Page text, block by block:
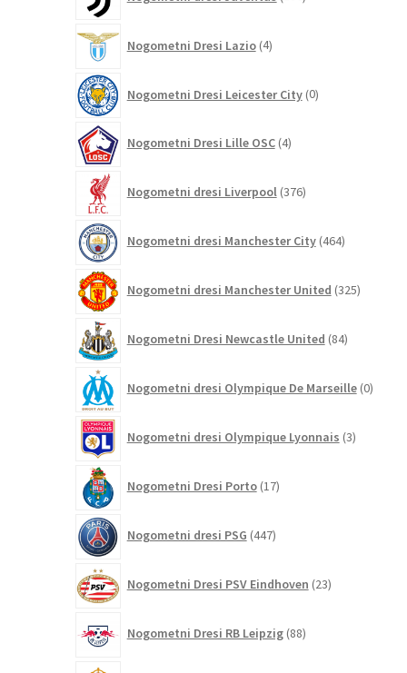
izdelkov
Nogometni Dresi Lazio 4izdelki
Nogometni Dresi Leicester City 0izdelkov
Nogometni Dresi Lille OSC 4izdelki
Nogometni dresi Liverpool 376izdelkov
Nogometni dresi Manchester City 464izdelkov
Nogometni dresi Manchester United 325izdelkov
Nogometni Dresi Newcastle United 84izdelkov
Nogometni dresi Olympique De Marseille 0
Nogometni dresi Olympique Lyonnais 3izdelki
Nogometni Dresi Porto 17izdelkov
Nogometni dresi PSG 447izdelkov
Nogometni Dresi PSV Eindhoven 23izdelkov
Nogometni Dresi RB Leipzig 88izdelkov